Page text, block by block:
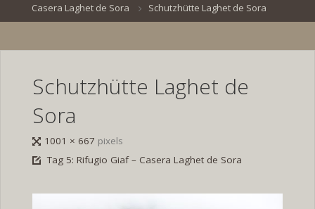
DE
Casera Laghet de Sora
Schutzhütte Laghet de Sora
Schutzhütte Laghet de
Sora
Full
size
1001 × 667 pixels
Tag 5: Rifugio Giaf – Casera Laghet de Sora